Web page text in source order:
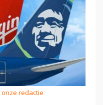
onze redactie